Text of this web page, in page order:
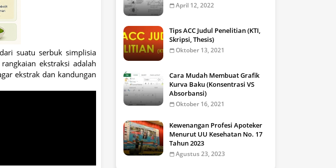
suatu serbuk simplisia
ekstraksi adalah
ekstrak dan kandungan
April 12, 2022
Tips ACC Judul Penelitian (KTI,
Skripsi, Thesis)
Oktober 13, 2021
Cara Mudah Membuat Grafik
Kurva Baku (Konsentrasi VS
Absorbansi)
Oktober 16, 2021
Kewenangan Profesi Apoteker
Menurut UU Kesehatan No. 17
Tahun 2023
Agustus 23, 2023